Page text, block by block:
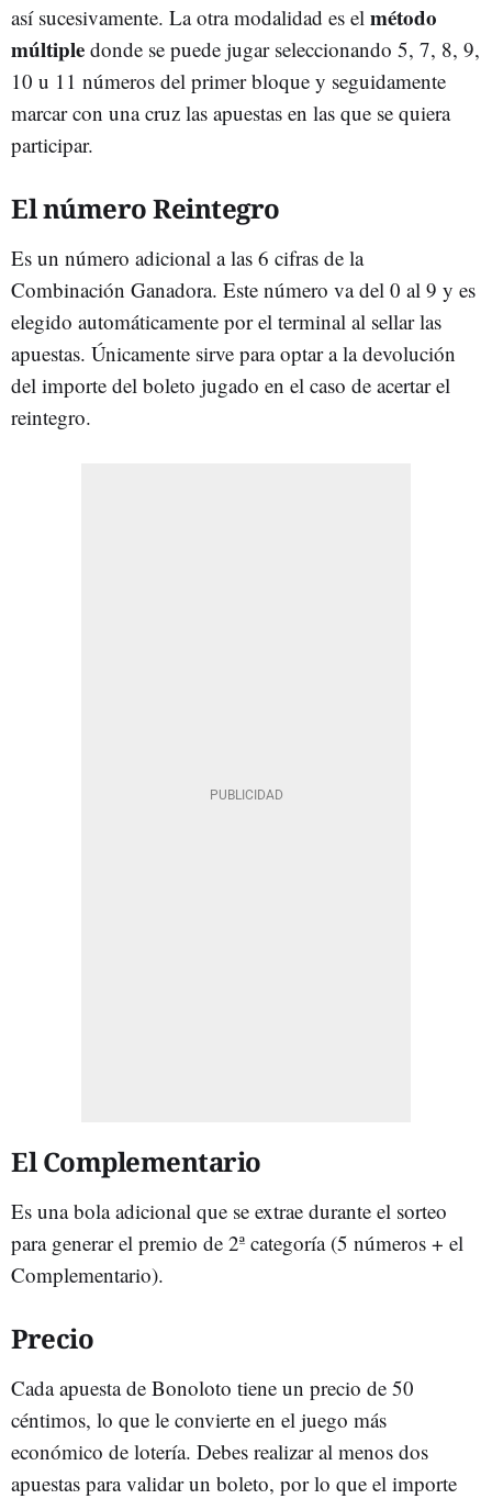
así sucesivamente. La otra modalidad es el método
múltiple donde se puede jugar seleccionando 5, 7, 8, 9,
10 u 11 números del primer bloque y seguidamente
marcar con una cruz las apuestas en las que se quiera
participar.
El número Reintegro
Es un número adicional a las 6 cifras de la
Combinación Ganadora. Este número va del 0 al 9 y es
elegido automáticamente por el terminal al sellar las
apuestas. Únicamente sirve para optar a la devolución
del importe del boleto jugado en el caso de acertar el
reintegro.
El Complementario
Es una bola adicional que se extrae durante el sorteo
para generar el premio de 2ª categoría (5 números + el
Complementario).
Precio
Cada apuesta de Bonoloto tiene un precio de 50
céntimos, lo que le convierte en el juego más
económico de lotería. Debes realizar al menos dos
apuestas para validar un boleto, por lo que el importe